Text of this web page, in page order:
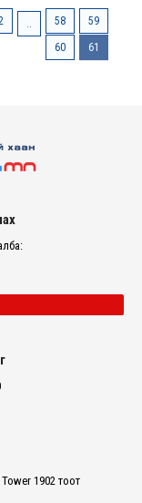
.. 58 59
60 61
1902 тоот